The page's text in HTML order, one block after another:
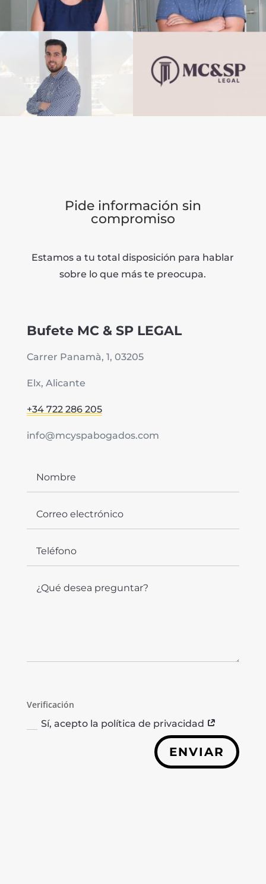
Pide información sin
compromiso
Estamos a tu total disposición para hablar
sobre lo que más te preocupa.
Bufete MC & SP LEGAL
Carrer Panamà, 1, 03205
Elx, Alicante
+34 722 286 205
info@mcyspabogados.com
Verificación
Sí, acepto la política de privacidad
ENVIAR